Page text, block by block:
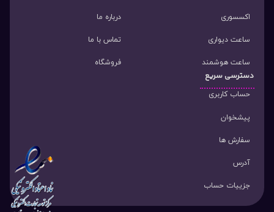
اکسسوری
ساعت دیواری
ساعت هوشمند
درباره ما
تماس با ما
فروشگاه
دسترسی سریع
حساب کاربری
پیشخوان
سفارش ها
آدرس
جزییات حساب